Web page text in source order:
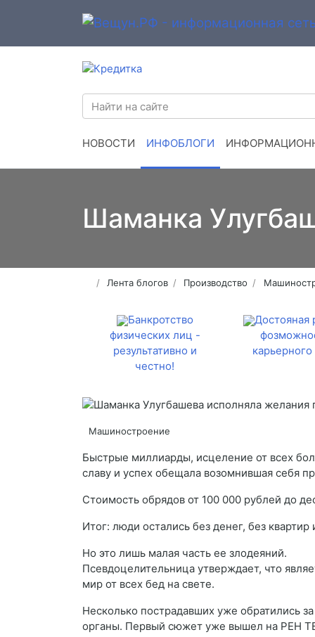
НОВОСТИ ИНФОБЛОГИ
Шаманка
Лента блогов Производство
Банкротство
физических лиц -
результативно и
честно!
Достояная
карьерного
Машиностроение
Быстрые миллиарды, исцеление от всех
славу и успех обещала возомнившая себя
Стоимость обрядов от 100 000 рублей до
Итог: люди остались без денег, без
Но это лишь малая часть ее злодеяний.
Псевдоцелительница утверждает, что
мир от всех бед на свете.
Несколько пострадавших уже обратились
органы. Первый сюжет уже вышел на РЕН